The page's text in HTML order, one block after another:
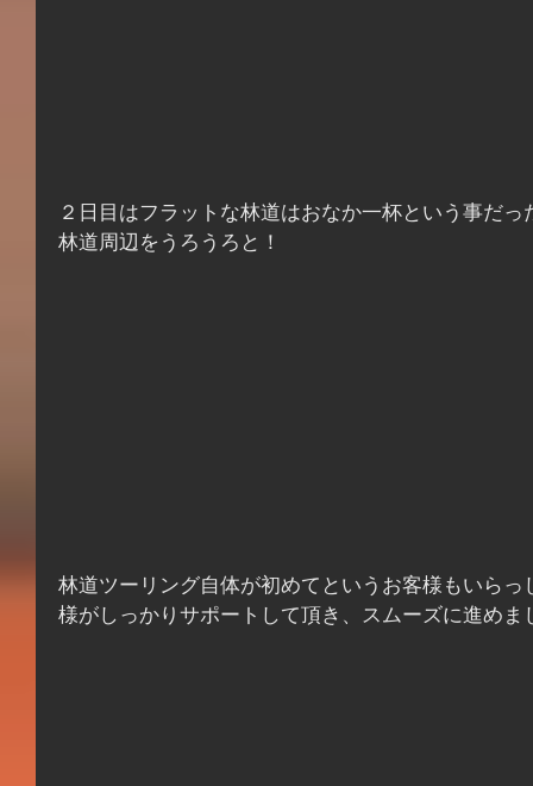
２日目はフラットな林道はおなか一杯という事だ
林道周辺をうろうろと！
林道ツーリング自体が初めてというお客様もいら
様がしっかりサポートして頂き、スムーズに進めま